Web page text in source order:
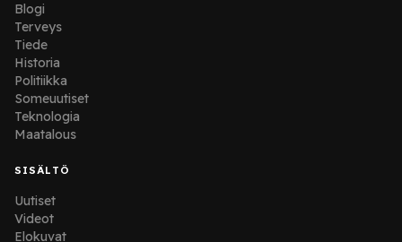
Blogi
Terveys
Tiede
Historia
Politiikka
Someuutiset
Teknologia
Maatalous
SISÄLTÖ
Uutiset
Videot
Elokuvat